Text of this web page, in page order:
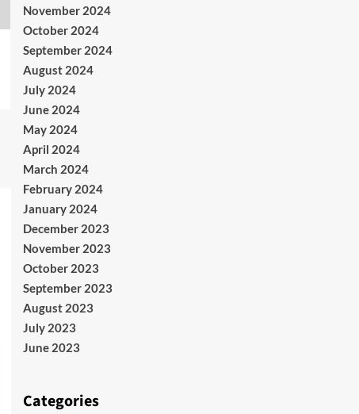
November 2024
October 2024
September 2024
August 2024
July 2024
June 2024
May 2024
April 2024
March 2024
February 2024
January 2024
December 2023
November 2023
October 2023
September 2023
August 2023
July 2023
June 2023
Categories